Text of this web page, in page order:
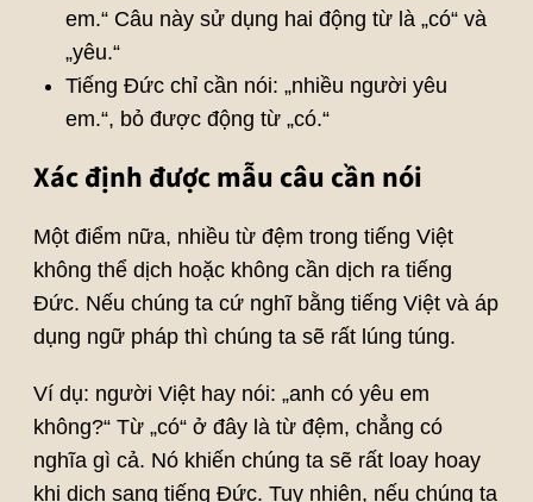
em.“ Câu này sử dụng hai động từ là „có“ và
„yêu.“
Tiếng Đức chỉ cần nói: „nhiều người yêu
em.“, bỏ được động từ „có.“
Xác định được mẫu câu cần nói
Một điểm nữa, nhiều từ đệm trong tiếng Việt
không thể dịch hoặc không cần dịch ra tiếng
Đức. Nếu chúng ta cứ nghĩ bằng tiếng Việt và áp
dụng ngữ pháp thì chúng ta sẽ rất lúng túng.
Ví dụ: người Việt hay nói: „anh có yêu em
không?“ Từ „có“ ở đây là từ đệm, chẳng có
nghĩa gì cả. Nó khiến chúng ta sẽ rất loay hoay
khi dịch sang tiếng Đức. Tuy nhiên, nếu chúng ta